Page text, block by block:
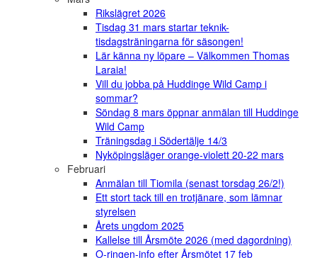
Rikslägret 2026
Tisdag 31 mars startar teknik-
tisdagsträningarna för säsongen!
Lär känna ny löpare – Välkommen Thomas
Laraia!
Vill du jobba på Huddinge Wild Camp i
sommar?
Söndag 8 mars öppnar anmälan till Huddinge
Wild Camp
Träningsdag i Södertälje 14/3
Nyköpingsläger orange-violett 20-22 mars
Februari
Anmälan till Tiomila (senast torsdag 26/2!)
Ett stort tack till en trotjänare, som lämnar
styrelsen
Årets ungdom 2025
Kallelse till Årsmöte 2026 (med dagordning)
O-ringen-info efter Årsmötet 17 feb